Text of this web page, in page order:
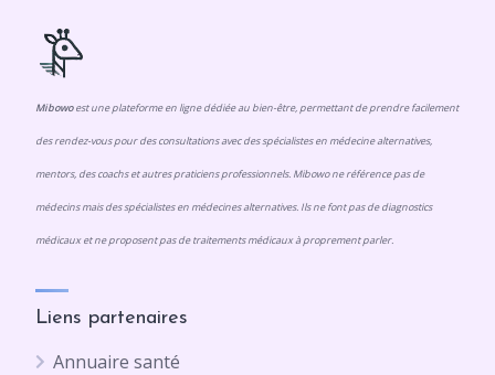
Mibowoest une plateforme en ligne dédiée au bien-être, permettant de prendre facilement
des rendez-vous pour des consultations avec des spécialistes en médecine alternatives,
mentors, des coachs et autres praticiens professionnels. Mibowo ne référence pas de
médecins mais des spécialistes en médecines alternatives. Ils ne font pas de diagnostics
médicaux et ne proposent pas de traitements médicaux à proprement parler.
Liens partenaires
Annuaire santé